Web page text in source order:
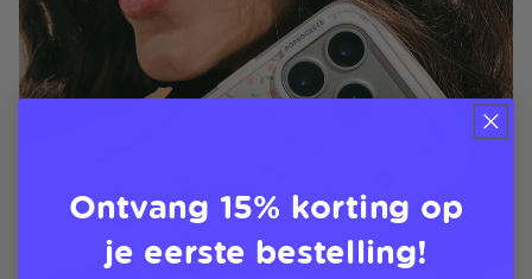
Ontvang 15% korting op
je eerste bestelling!